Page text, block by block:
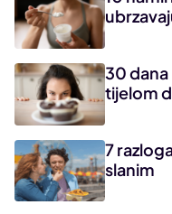
30 dana
tijelom
7
slanim